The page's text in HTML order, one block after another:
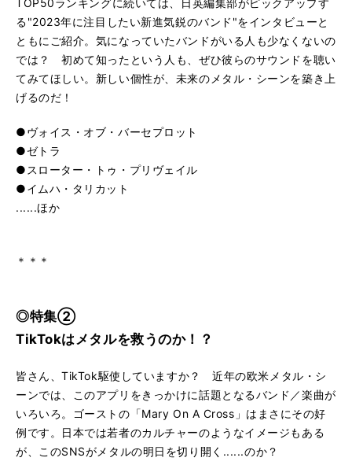
TOP50ランキングに続いては、日英編集部がピックアップす
る"2023年に注目したい新進気鋭のバンド"をインタビューと
ともにご紹介。気になっていたバンドがいる人も少なくないの
では？ 初めて知ったという人も、ぜひ彼らのサウンドを聴い
てみてほしい。新しい個性が、未来のメタル・シーンを築き上
げるのだ！
●ヴォイス・オブ・バーセプロット
●ゼトラ
●スローター・トゥ・プリヴェイル
●イムハ・タリカット
......ほか
＊＊＊
◎特集②
TikTokはメタルを救うのか！？
皆さん、TikTok駆使していますか？ 近年の欧米メタル・シ
ーンでは、このアプリをきっかけに話題となるバンド／楽曲が
いろいろ。ゴーストの「Mary On A Cross」はまさにその好
例です。日本では若者のカルチャーのようなイメージもある
が、このSNSがメタルの明日を切り開く......のか？